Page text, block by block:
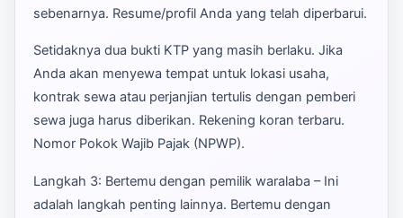
sebenarnya. Resume/profil Anda yang telah diperbarui.
Setidaknya dua bukti KTP yang masih berlaku. Jika
Anda akan menyewa tempat untuk lokasi usaha,
kontrak sewa atau perjanjian tertulis dengan pemberi
sewa juga harus diberikan. Rekening koran terbaru.
Nomor Pokok Wajib Pajak (NPWP).
Langkah 3: Bertemu dengan pemilik waralaba – Ini
adalah langkah penting lainnya. Bertemu dengan